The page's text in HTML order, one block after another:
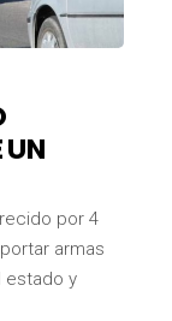
UN
por 4
armas
estado y